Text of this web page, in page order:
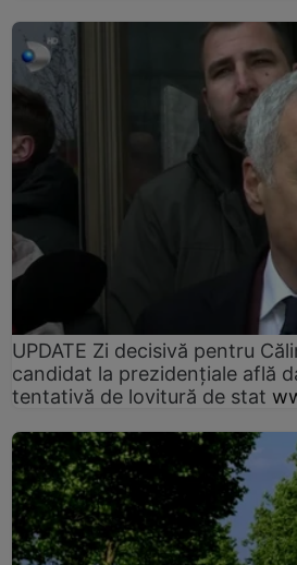
UPDATE Zi decisivă pentru
candidat la prezidențiale află
tentativă de lovitură de stat